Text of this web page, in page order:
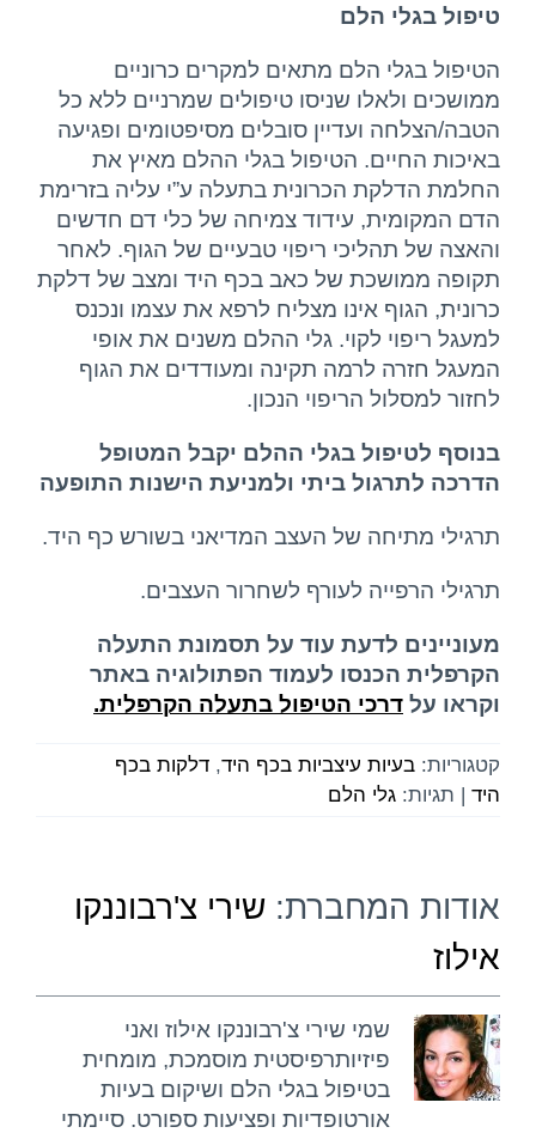
טיפול בגלי הלם
הטיפול בגלי הלם מתאים למקרים כרוניים
ממושכים ולאלו שניסו טיפולים שמרניים ללא כל
הטבה/הצלחה ועדיין סובלים מסיפטומים ופגיעה
באיכות החיים. הטיפול בגלי ההלם מאיץ את
החלמת הדלקת הכרונית בתעלה ע”י עליה בזרימת
הדם המקומית, עידוד צמיחה של כלי דם חדשים
והאצה של תהליכי ריפוי טבעיים של הגוף. לאחר
תקופה ממושכת של כאב בכף היד ומצב של דלקת
כרונית, הגוף אינו מצליח לרפא את עצמו ונכנס
למעגל ריפוי לקוי. גלי ההלם משנים את אופי
המעגל חזרה לרמה תקינה ומעודדים את הגוף
לחזור למסלול הריפוי הנכון.
בנוסף לטיפול בגלי ההלם יקבל המטופל
הדרכה לתרגול ביתי ולמניעת הישנות התופעה
תרגילי מתיחה של העצב המדיאני בשורש כף היד.‏
תרגילי הרפייה לעורף לשחרור העצבים.
מעוניינים לדעת עוד על תסמונת התעלה
הקרפלית הכנסו לעמוד הפתולוגיה באתר
וקראו על דרכי הטיפול בתעלה הקרפלית.
קטגוריות: בעיות עיצביות בכף היד, דלקות בכף
היד | תגיות: גלי הלם
אודות המחברת: שירי צ'רבוננקו
אילוז
שמי שירי צ'רבוננקו אילוז ואני
פיזיותרפיסטית מוסמכת, מומחית
בטיפול בגלי הלם ושיקום בעיות
אורטופדיות ופציעות ספורט. סיימתי